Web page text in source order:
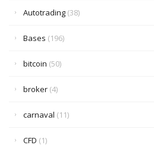
Autotrading (38)
Bases (196)
bitcoin (50)
broker (4)
carnaval (11)
CFD (1)